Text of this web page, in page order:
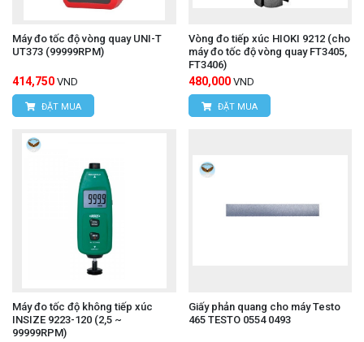
Máy đo tốc độ vòng quay UNI-T
UT373 (99999RPM)
414,750 VND
ĐẶT MUA
Vòng đo tiếp xúc HIOKI 9212 (cho
máy đo tốc độ vòng quay FT3405,
FT3406)
480,000 VND
ĐẶT MUA
Máy đo tốc độ không tiếp xúc
INSIZE 9223-120 (2,5 ~
99999RPM)
Giấy phản quang cho máy Testo
465 TESTO 0554 0493